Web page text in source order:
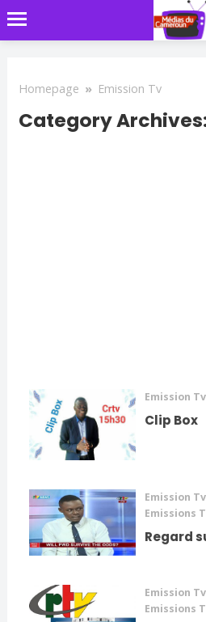
Homepage » Emission Tv
Category
Emission Tv
Clip Box
Emission Tv
Emissions
Regard
Emission Tv
Emissions